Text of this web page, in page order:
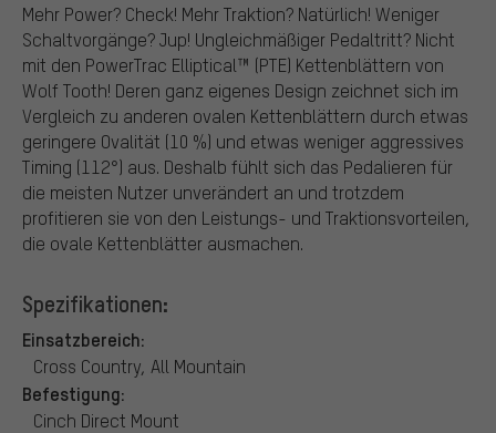
Mehr Power? Check! Mehr Traktion? Natürlich! Weniger
Schaltvorgänge? Jup! Ungleichmäßiger Pedaltritt? Nicht
mit den PowerTrac Elliptical™ (PTE) Kettenblättern von
Wolf Tooth! Deren ganz eigenes Design zeichnet sich im
Vergleich zu anderen ovalen Kettenblättern durch etwas
geringere Ovalität (10 %) und etwas weniger aggressives
Timing (112°) aus. Deshalb fühlt sich das Pedalieren für
die meisten Nutzer unverändert an und trotzdem
profitieren sie von den Leistungs- und Traktionsvorteilen,
die ovale Kettenblätter ausmachen.
Spezifikationen:
Einsatzbereich:
Cross Country, All Mountain
Befestigung:
Cinch Direct Mount